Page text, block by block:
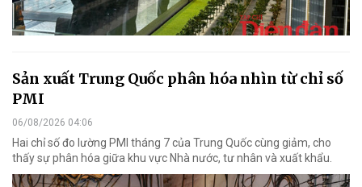
Sản xuất Trung Quốc phân hóa nhìn từ chỉ số
PMI
06/08/2026 04:06
Hai chỉ số đo lường PMI tháng 7 của Trung Quốc cùng giảm, cho
thấy sự phân hóa giữa khu vực Nhà nước, tư nhân và xuất khẩu.